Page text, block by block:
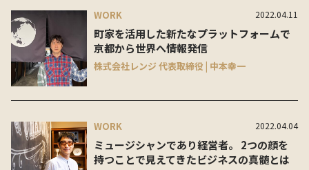
WORK 2022.04.11
町家を活用した新たなプラットフォームで
京都から世界へ情報発信
株式会社レンジ 代表取締役 | 中本幸一
WORK 2022.04.04
ミュージシャンであり経営者。 2つの顔を
持つことで見えてきたビジネスの真髄とは